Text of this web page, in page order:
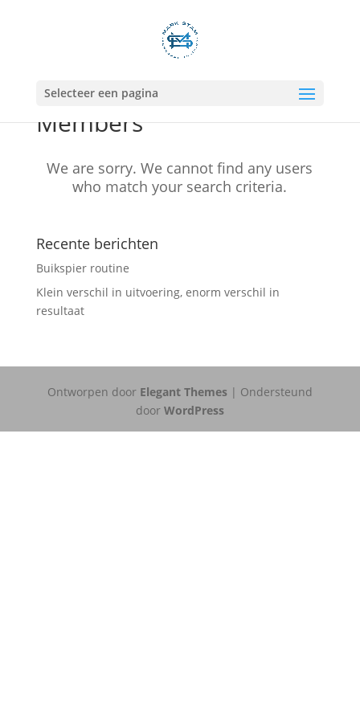
Selecteer een pagina
Members
We are sorry. We cannot find any users
who match your search criteria.
Recente berichten
Buikspier routine
Klein verschil in uitvoering, enorm verschil in
resultaat
Ontworpen door Elegant Themes| Ondersteund
door WordPress